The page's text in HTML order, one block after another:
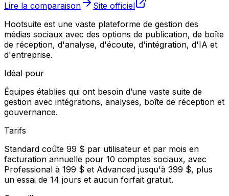
Lire la comparaison
Site officiel
Hootsuite est une vaste plateforme de gestion des
médias sociaux avec des options de publication, de boîte
de réception, d'analyse, d'écoute, d'intégration, d'IA et
d'entreprise.
Idéal pour
Équipes établies qui ont besoin d’une vaste suite de
gestion avec intégrations, analyses, boîte de réception et
gouvernance.
Tarifs
Standard coûte 99 $ par utilisateur et par mois en
facturation annuelle pour 10 comptes sociaux, avec
Professional à 199 $ et Advanced jusqu'à 399 $, plus
un essai de 14 jours et aucun forfait gratuit.